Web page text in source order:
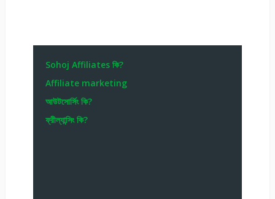
Sohoj Affiliates কি?
Affiliate marketing
আউটসোর্সিং কি?
ফ্রীল্যান্সিং কি?